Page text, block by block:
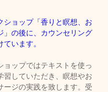
ショップ「香りと瞑想、お
」の後に、カウンセリング
います。
ョップではテキストを使っ
習していただき、瞑想やお
ージの実践を致します。受